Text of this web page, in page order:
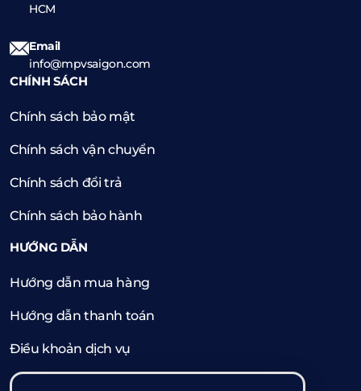
HCM
Email
info@mpvsaigon.com
CHÍNH SÁCH
Chính sách bảo mật
Chính sách vận chuyển
Chính sách đổi trả
Chính sách bảo hành
HƯỚNG DẪN
Hướng dẫn mua hàng
Hướng dẫn thanh toán
Điều khoản dịch vụ